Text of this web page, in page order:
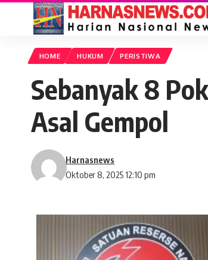
HOME HUKUM PERISTIWA
Sebanyak 8
Asal Gempol
Oktober 8, 2025 12:10 pm
Harnasnews